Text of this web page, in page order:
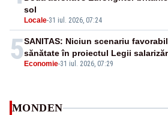
Locale-31 iul. 2026, 07:24
sol
5 Economie-31 iul. 2026, 07:29
SANITAS: Niciun scenariu
sănătate în proiectul Legii
MONDEN